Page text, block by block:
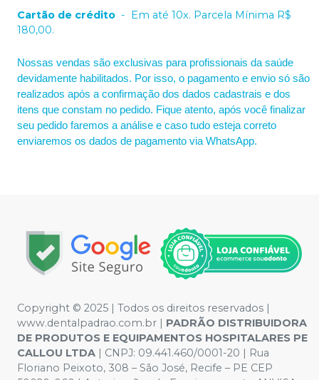
Cartão de crédito - Em até 10x. Parcela Mínima R$
180,00.
Nossas vendas são exclusivas para profissionais da saúde
devidamente habilitados. Por isso, o pagamento e envio só são
realizados após a confirmação dos dados cadastrais e dos
itens que constam no pedido. Fique atento, após você finalizar
seu pedido faremos a análise e caso tudo esteja correto
enviaremos os dados de pagamento via WhatsApp.
Copyright © 2025 | Todos os direitos reservados |
www.dentalpadrao.com.br | PADRÃO DISTRIBUIDORA
DE PRODUTOS E EQUIPAMENTOS HOSPITALARES PE
CALLOU LTDA | CNPJ: 09.441.460/0001-20 | Rua
Floriano Peixoto, 308 – São José, Recife – PE CEP